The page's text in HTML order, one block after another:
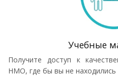
Учебные
Получите доступ к
НМО, где бы вы не